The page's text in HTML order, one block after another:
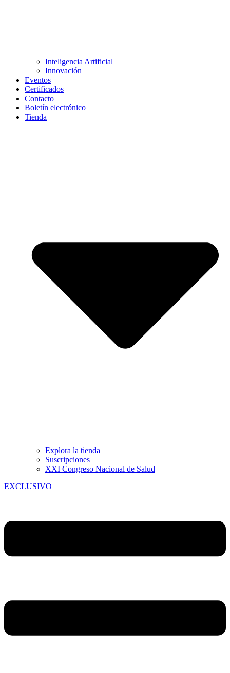
Inteligencia Artificial
Innovación
Eventos
Certificados
Contacto
Boletín electrónico
Tienda
Explora la tienda
Suscripciones
XXI Congreso Nacional de Salud
EXCLUSIVO